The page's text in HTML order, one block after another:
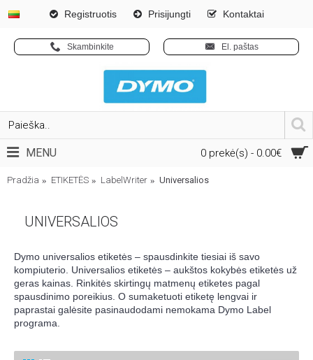
Registruotis Prisijungti Kontaktai
Skambinkite El. paštas
0 prekė(s) - 0.00€
MENU
Pradžia ETIKETĖS LabelWriter Universalios
UNIVERSALIOS
Dymo universalios etiketės – spausdinkite tiesiai iš savo
kompiuterio. Universalios etiketės – aukštos kokybės etiketės už
geras kainas. Rinkitės skirtingų matmenų etiketes pagal
spausdinimo poreikius. O sumaketuoti etiketę lengvai ir
paprastai galėsite pasinaudodami nemokama Dymo Label
programa.